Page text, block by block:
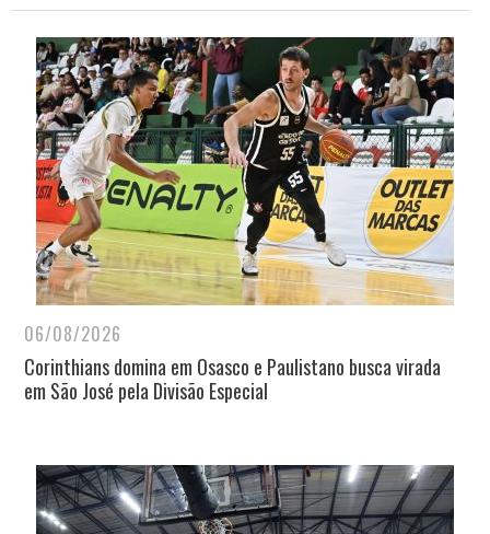
06/08/2026
Corinthians domina em Osasco e Paulistano busca virada
em São José pela Divisão Especial